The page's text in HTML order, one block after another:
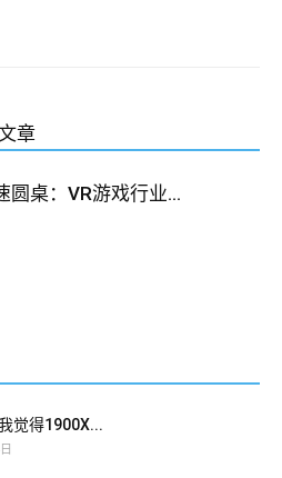
章
圆桌：VR游戏行业...
觉得1900X...